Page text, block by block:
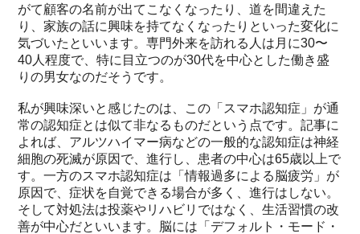
がて顧客の名前が出てこなくなったり、道を間違えた
り、家族の話に興味を持てなくなったりといった変化に
気づいたといいます。専門外来を訪れる人は月に30〜
40人程度で、特に目立つのが30代を中心とした働き盛
りの男女なのだそうです。
私が興味深いと感じたのは、この「スマホ認知症」が通
常の認知症とは似て非なるものだという点です。記事に
よれば、アルツハイマー病などの一般的な認知症は神経
細胞の死滅が原因で、進行し、患者の中心は65歳以上で
す。一方のスマホ認知症は「情報過多による脳疲労」が
原因で、症状を自覚できる場合が多く、進行はしない。
そして対処法は投薬やリハビリではなく、生活習慣の改
善が中心だといいます。脳には「デフォルト・モード・